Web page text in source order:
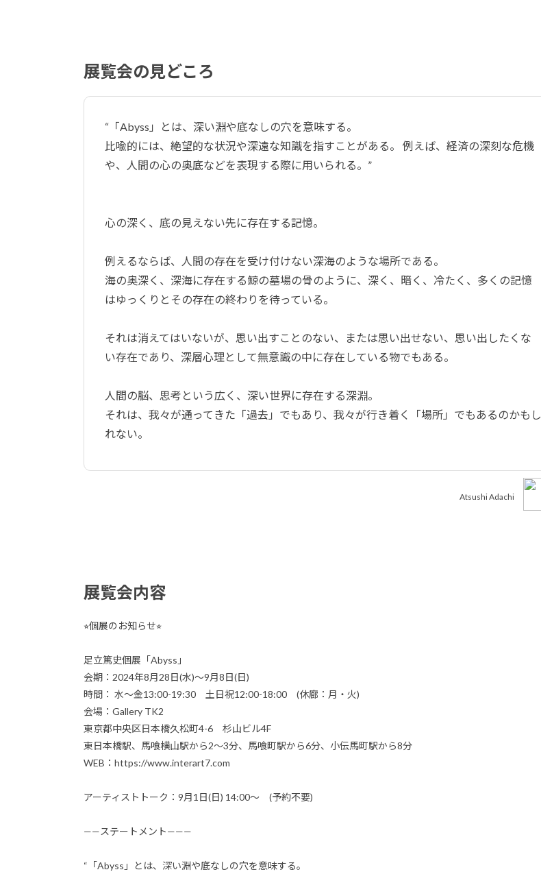
展覧会の見どころ
“「Abyss」とは、深い淵や底なしの穴を意味する。
比喩的には、絶望的な状況や深遠な知識を指すことがある。 例えば、経済の深刻な危機
や、人間の心の奥底などを表現する際に用いられる。”
心の深く、底の見えない先に存在する記憶。
例えるならば、人間の存在を受け付けない深海のような場所である。
海の奥深く、深海に存在する鯨の墓場の骨のように、深く、暗く、冷たく、多くの記憶
はゆっくりとその存在の終わりを待っている。
それは消えてはいないが、思い出すことのない、または思い出せない、思い出したくな
い存在であり、深層心理として無意識の中に存在している物でもある。
人間の脳、思考という広く、深い世界に存在する深淵。
それは、我々が通ってきた「過去」でもあり、我々が行き着く「場所」でもあるのかもし
れない。
Atsushi Adachi
展覧会内容
⭐︎個展のお知らせ⭐︎
足立篤史個展「Abyss」
会期：2024年8月28日(水)〜9月8日(日)
時間： 水〜金13:00-19:30 土日祝12:00-18:00 (休廊：月・火)
会場：Gallery TK2
東京都中央区日本橋久松町4-6 杉山ビル4F
東日本橋駅、馬喰横山駅から2～3分、馬喰町駅から6分、小伝馬町駅から8分
WEB：https://www.interart7.com
アーティストトーク：9月1日(日) 14:00～ (予約不要)
——ステートメント———
“「Abyss」とは、深い淵や底なしの穴を意味する。